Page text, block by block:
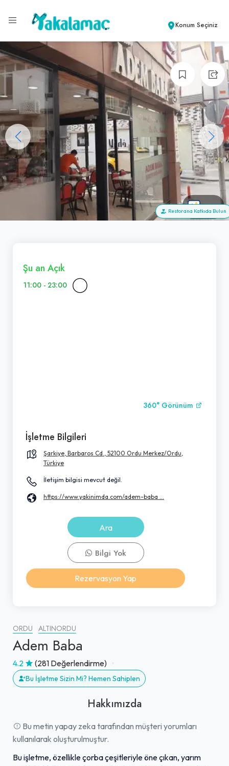
Konum Seçiniz
+25
Restorana Katkıda Bulun
ORDU ALTINORDU
Adem Baba
4.2 (281 Değerlendirme)
Bu İşletme Sizin Mi? Hemen Sahiplen
Hakkımızda
Bu metin yapay zeka tarafından müşteri yorumları
kullanılarak oluşturulmuştur.
Bu işletme, özellikle çorba çeşitleriyle öne çıkan, yarım
Şu an Açık
11:00 - 23:00
360° Görünüm
İşletme Bilgileri
Şarkiye, Barbaros Cd., 52100 Ordu Merkez/Ordu,
Türkiye
İletişim bilgisi mevcut değil.
https://www.yakinimda.com/adem-baba ...
Ara
Bilgi Yok
Rezervasyon Yap